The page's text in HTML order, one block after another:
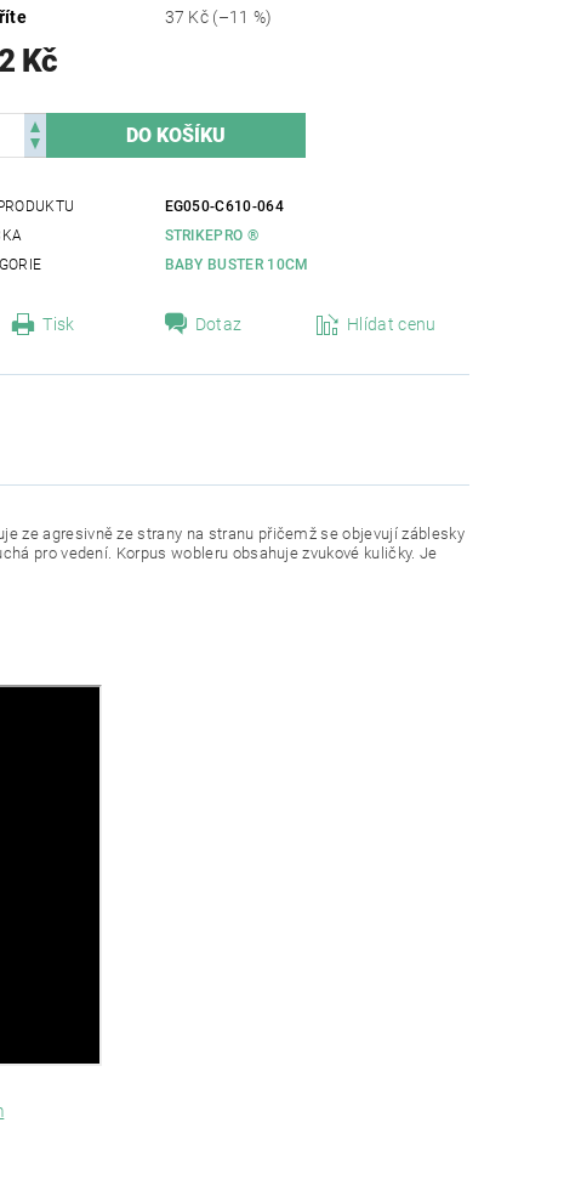
37 Kč (–11 %)
Kč
EG050-C610-064
STRIKEPRO ®
BABY BUSTER 10CM
Tisk Dotaz Hlídat cenu
ze agresivně ze strany na stranu přičemž se objevují záblesky
pro vedení. Korpus wobleru obsahuje zvukové kuličky. Je